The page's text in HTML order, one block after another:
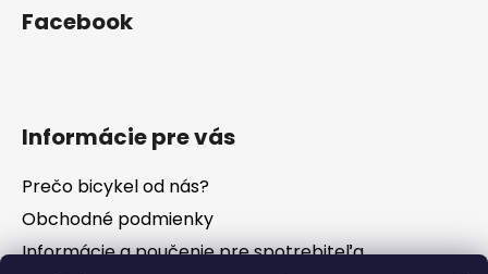
Facebook
Informácie pre vás
Prečo bicykel od nás?
Obchodné podmienky
Informácie a poučenie pre spotrebiteľa